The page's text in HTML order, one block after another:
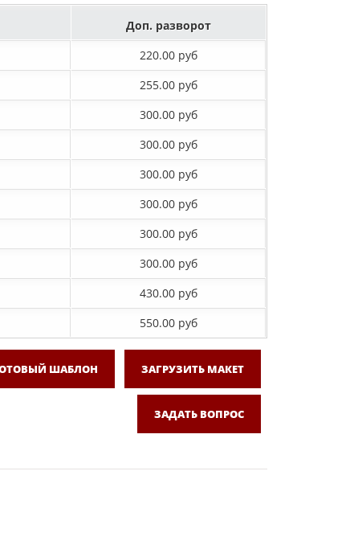
Доп. разворот
220.00 руб
255.00 руб
300.00 руб
300.00 руб
300.00 руб
300.00 руб
300.00 руб
300.00 руб
430.00 руб
550.00 руб
ШАБЛОН ЗАГРУЗИТЬ МАКЕТ
ЗАДАТЬ ВОПРОС